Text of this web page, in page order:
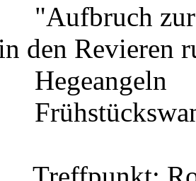
"Aufbruch zur
den Revieren
Hegeangeln